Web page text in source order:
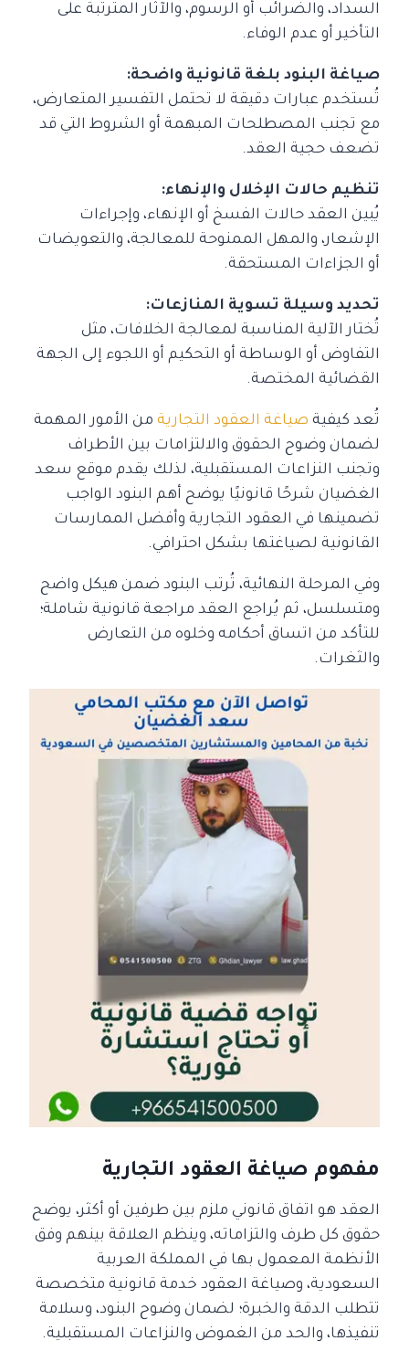
السداد، والضرائب أو الرسوم، والآثار المترتبة على
التأخير أو عدم الوفاء.
صياغة البنود بلغة قانونية واضحة:
تُستخدم عبارات دقيقة لا تحتمل التفسير المتعارض،
مع تجنب المصطلحات المبهمة أو الشروط التي قد
تضعف حجية العقد.
تنظيم حالات الإخلال والإنهاء:
يُبين العقد حالات الفسخ أو الإنهاء، وإجراءات
الإشعار، والمهل الممنوحة للمعالجة، والتعويضات
أو الجزاءات المستحقة.
تحديد وسيلة تسوية المنازعات:
تُختار الآلية المناسبة لمعالجة الخلافات، مثل
التفاوض أو الوساطة أو التحكيم أو اللجوء إلى الجهة
القضائية المختصة.
تُعد كيفية صياغة العقود التجارية من الأمور المهمة
لضمان وضوح الحقوق والالتزامات بين الأطراف
وتجنب النزاعات المستقبلية، لذلك يقدم موقع سعد
الغضيان شرحًا قانونيًا يوضح أهم البنود الواجب
تضمينها في العقود التجارية وأفضل الممارسات
القانونية لصياغتها بشكل احترافي.
وفي المرحلة النهائية، تُرتب البنود ضمن هيكل واضح
ومتسلسل، ثم يُراجع العقد مراجعة قانونية شاملة؛
للتأكد من اتساق أحكامه وخلوه من التعارض
والثغرات.
مفهوم صياغة العقود التجارية
العقد هو اتفاق قانوني ملزم بين طرفين أو أكثر، يوضح
حقوق كل طرف والتزاماته، وينظم العلاقة بينهم وفق
الأنظمة المعمول بها في المملكة العربية
السعودية، وصياغة العقود خدمة قانونية متخصصة
تتطلب الدقة والخبرة؛ لضمان وضوح البنود، وسلامة
تنفيذها، والحد من الغموض والنزاعات المستقبلية.